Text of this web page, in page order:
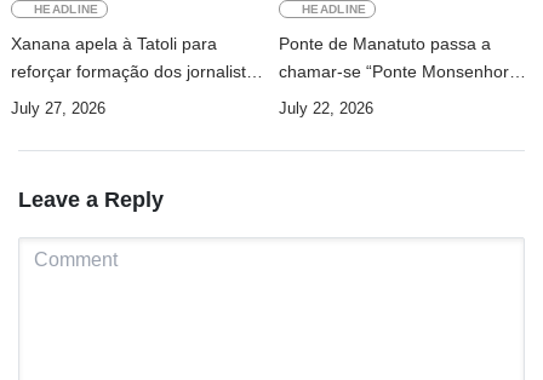
HEADLINE
Xanana apela à Tatoli para
reforçar formação dos jornalistas
e investir na investigação
July 27, 2026
HEADLINE
Ponte de Manatuto passa a
chamar-se “Ponte Monsenhor
Martinho da Costa Lopes”
July 22, 2026
Leave a Reply